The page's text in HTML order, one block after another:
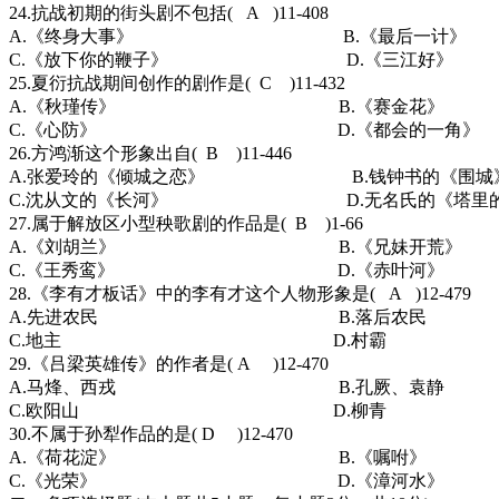
24.抗战初期的街头剧不包括( A )11-408
A.《终身大事》 B.《最后一计》
C.《放下你的鞭子》 D.《三江好》
25.夏衍抗战期间创作的剧作是( C )11-432
A.《秋瑾传》 B.《赛金花》
C.《心防》 D.《都会的一角》
26.方鸿渐这个形象出自( B )11-446
A.张爱玲的《倾城之恋》 B.钱钟书的《围城
C.沈从文的《长河》 D.无名氏的《塔里的
27.属于解放区小型秧歌剧的作品是( B )1-66
A.《刘胡兰》 B.《兄妹开荒》
C.《王秀鸾》 D.《赤叶河》
28.《李有才板话》中的李有才这个人物形象是( A )12-479
A.先进农民 B.落后农民
C.地主 D.村霸
29.《吕梁英雄传》的作者是( A )12-470
A.马烽、西戎 B.孔厥、袁静
C.欧阳山 D.柳青
30.不属于孙犁作品的是( D )12-470
A.《荷花淀》 B.《嘱咐》
C.《光荣》 D.《漳河水》